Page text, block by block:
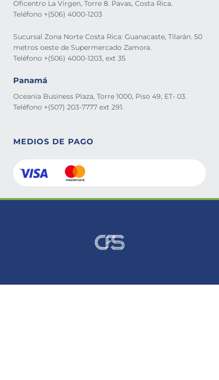
Oficentro La Virgen, Torre 8. Pavas, Costa Rica.
Teléfono +(506) 4000-1203
Sucursal Zona Norte Costa Rica: Guanacaste, Tilarán. 50
metros oeste de Supermercado Zamora.
Teléfono +(506) 4000-1203, ext 35
Panamá
Oceanía Business Plaza, Torre 1000, Piso 49, ET- 03.
Teléfono +(507) 203-7777 ext 291.
MEDIOS DE PAGO